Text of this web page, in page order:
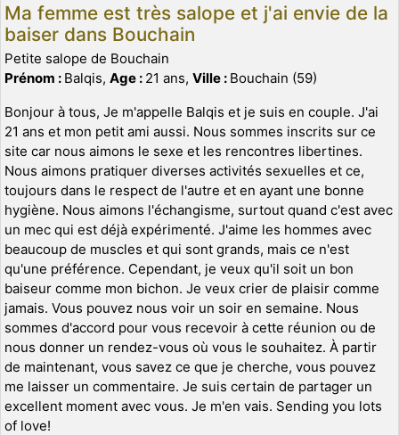
Ma femme est très salope et j'ai envie de la
baiser dans Bouchain
Petite salope de Bouchain
Prénom : Balqis, Age : 21 ans, Ville : Bouchain (59)
Bonjour à tous, Je m'appelle Balqis et je suis en couple. J'ai
21 ans et mon petit ami aussi. Nous sommes inscrits sur ce
site car nous aimons le sexe et les rencontres libertines.
Nous aimons pratiquer diverses activités sexuelles et ce,
toujours dans le respect de l'autre et en ayant une bonne
hygiène. Nous aimons l'échangisme, surtout quand c'est avec
un mec qui est déjà expérimenté. J'aime les hommes avec
beaucoup de muscles et qui sont grands, mais ce n'est
qu'une préférence. Cependant, je veux qu'il soit un bon
baiseur comme mon bichon. Je veux crier de plaisir comme
jamais. Vous pouvez nous voir un soir en semaine. Nous
sommes d'accord pour vous recevoir à cette réunion ou de
nous donner un rendez-vous où vous le souhaitez. À partir
de maintenant, vous savez ce que je cherche, vous pouvez
me laisser un commentaire. Je suis certain de partager un
excellent moment avec vous. Je m'en vais. Sending you lots
of love!